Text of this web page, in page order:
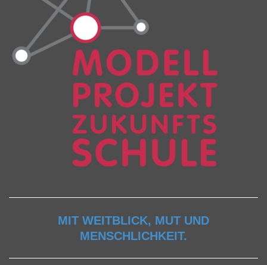
MIT WEITBLICK, MUT UND
MENSCHLICHKEIT.